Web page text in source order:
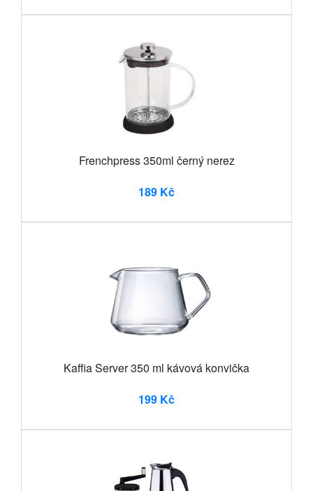
Frenchpress 350ml černý nerez
189 Kč
Kaffia Server 350 ml kávová konvička
199 Kč